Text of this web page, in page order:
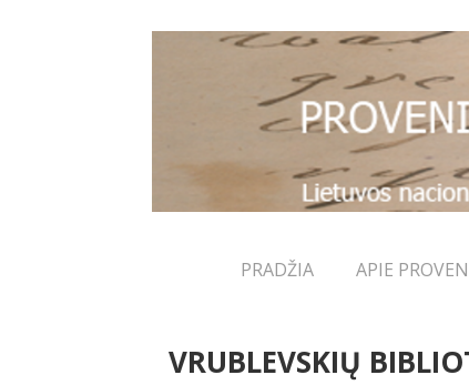
Main
PRADŽIA APIE
VRUBLEVSKIŲ